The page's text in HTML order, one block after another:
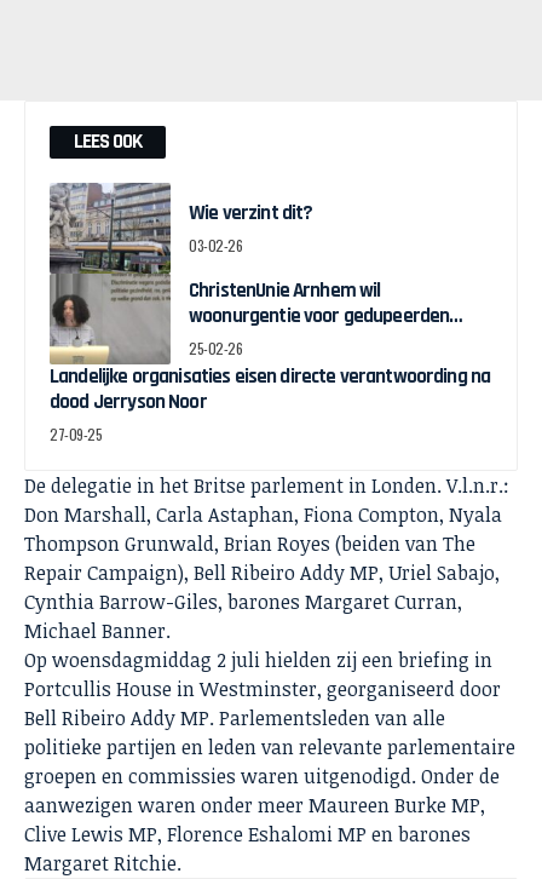
LEES OOK
Wie verzint dit?
03-02-26
ChristenUnie Arnhem wil
woonurgentie voor gedupeerden
toeslagenschandaal
25-02-26
Landelijke organisaties eisen directe verantwoording na
dood Jerryson Noor
27-09-25
De delegatie in het Britse parlement in Londen. V.l.n.r.:
Don Marshall, Carla Astaphan, Fiona Compton, Nyala
Thompson Grunwald, Brian Royes (beiden van The
Repair Campaign), Bell Ribeiro Addy MP, Uriel Sabajo,
Cynthia Barrow-Giles, barones Margaret Curran,
Michael Banner.
Op woensdagmiddag 2 juli hielden zij een briefing in
Portcullis House in Westminster, georganiseerd door
Bell Ribeiro Addy MP. Parlementsleden van alle
politieke partijen en leden van relevante parlementaire
groepen en commissies waren uitgenodigd. Onder de
aanwezigen waren onder meer Maureen Burke MP,
Clive Lewis MP, Florence Eshalomi MP en barones
Margaret Ritchie.